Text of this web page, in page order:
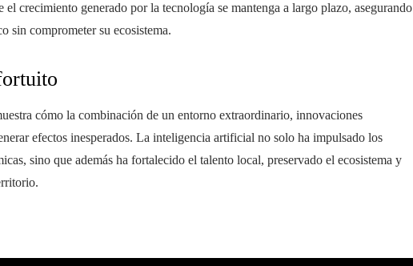
el crecimiento generado por la tecnología se mantenga a largo plazo, asegurando
sin comprometer su ecosistema.
cómo la combinación de un entorno extraordinario, innovaciones
efectos inesperados. La inteligencia artificial no solo ha impulsado los
sino que además ha fortalecido el talento local, preservado el ecosistema y